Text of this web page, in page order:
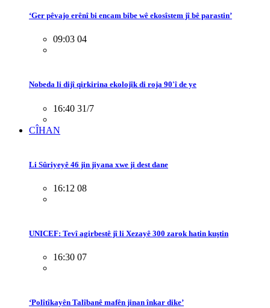
‘Ger pêvajo erênî bi encam bibe wê ekosîstem jî bê parastin’
09:03 04
Nobeda li dijî qirkirina ekolojîk di roja 90'î de ye
16:40 31/7
CÎHAN
Li Sûriyeyê 46 jin jiyana xwe ji dest dane
16:12 08
UNICEF: Tevî agirbestê jî li Xezayê 300 zarok hatin kuştin
16:30 07
‘Polîtîkayên Talîbanê mafên jinan înkar dike’